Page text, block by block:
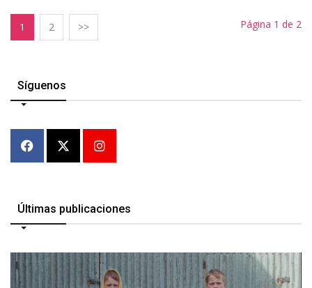
1 2 >> Página 1 de 2
Síguenos
Últimas publicaciones